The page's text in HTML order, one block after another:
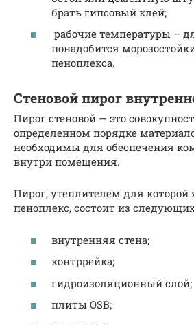
брать гипсовый клей;
рабочие температуры –
понадобится
пеноплекса.
Стеновой пирог
Пирог стеновой — это
определенном порядке
необходимы для обеспечения
внутри помещения.
Пирог, утеплителем для которой
пеноплекс, состоит из
внутренняя стена;
контррейка;
гидроизоляционный слой;
плиты OSB;